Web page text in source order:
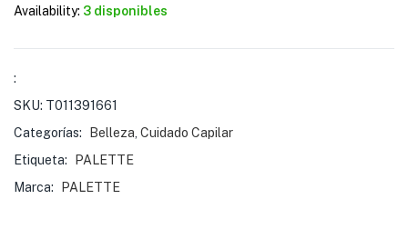
Availability: 3 disponibles
:
SKU: T011391661
Categorías:
Belleza Cuidado Capilar
Etiqueta:
PALETTE
Marca:
PALETTE